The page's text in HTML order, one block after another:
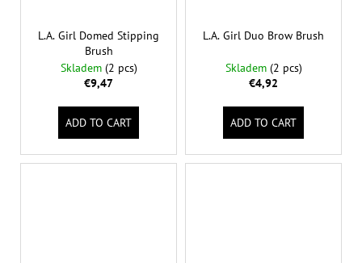
L.A. Girl Domed Stipping
Brush
Skladem (2 pcs)
€9,47
ADD TO CART
L.A. Girl Duo Brow Brush
Skladem (2 pcs)
€4,92
ADD TO CART